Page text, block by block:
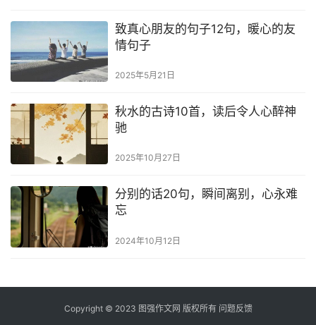
致真心朋友的句子12句，暖心的友
情句子
2025年5月21日
秋水的古诗10首，读后令人心醉神
驰
2025年10月27日
分别的话20句，瞬间离别，心永难
忘
2024年10月12日
Copyright © 2023 图强作文网 版权所有 问题反馈